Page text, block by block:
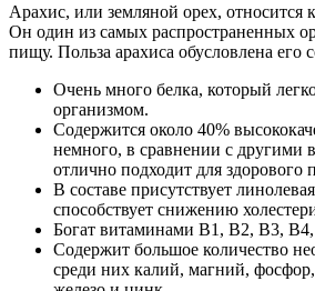
Арахис, или земляной орех, относится
Он один из самых распространенных
пищу. Польза арахиса обусловлена его
Очень много белка, который
организмом.
Содержится около 40%
немного, в сравнении с другими
отлично подходит для здорового
В составе присутствует
способствует снижению
Богат витаминами В1, В2, В3,
Содержит большое количество
среди них калий, магний,